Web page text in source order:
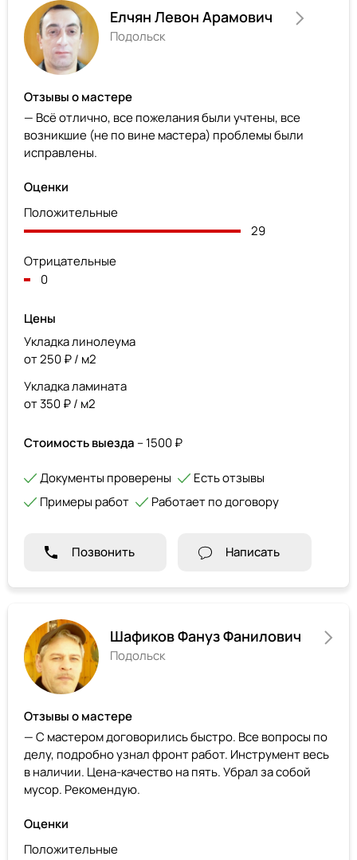
Елчян Левон Арамович
Подольск
Отзывы о мастере
— Всё отлично, все пожелания были учтены, все
возникшие (не по вине мастера) проблемы были
исправлены.
Оценки
Положительные
29
Отрицательные
0
Цены
Укладка линолеума
от 250 ₽ / м2
Укладка ламината
от 350 ₽ / м2
Стоимость выезда – 1500 ₽
Документы проверены
Есть отзывы
Примеры работ
Работает по договору
Позвонить Написать
Шафиков Фануз Фанилович
Подольск
Отзывы о мастере
— С мастером договорились быстро. Все вопросы по
делу, подробно узнал фронт работ. Инструмент весь
в наличии. Цена-качество на пять. Убрал за собой
мусор. Рекомендую.
Оценки
Положительные